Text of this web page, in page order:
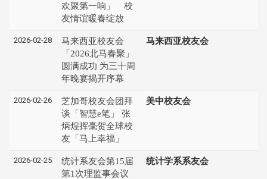
欢聚第一响」 校
友情谊暖春绽放
2026-02-28
马来西亚校友会
「2026北马春聚」
圆满成功 为三十周
年晚宴揭开序幕
马来西亚校友会
2026-02-26
芝加哥校友会团拜
谈「智慧e笔」 张
炳煌挥毫贺全球校
友「马上幸福」
美中校友会
2026-02-25
统计系友会第15届
第1次理监事会议
统计学系系友会